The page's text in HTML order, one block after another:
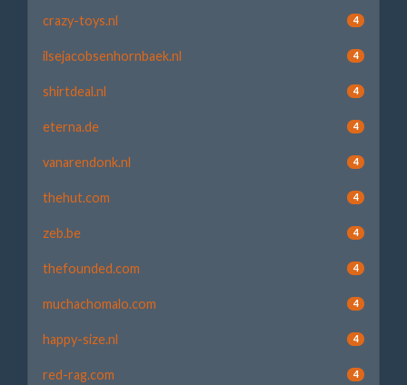
crazy-toys.nl 4
ilsejacobsenhornbaek.nl 4
shirtdeal.nl 4
eterna.de 4
vanarendonk.nl 4
thehut.com 4
zeb.be 4
thefounded.com 4
muchachomalo.com 4
happy-size.nl 4
red-rag.com 4